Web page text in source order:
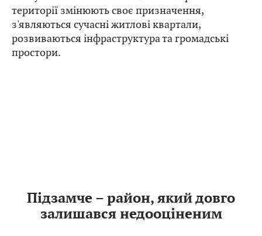
території змінюють своє призначення,
з'являються сучасні житлові квартали,
розвиваються інфраструктура та громадські
простори.
Підзамче – район, який довго
залишався недооціненим